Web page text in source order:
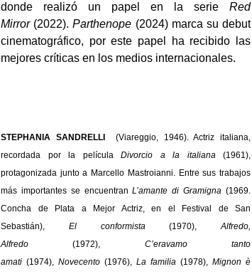
donde realizó un papel en la serie Red
Mirror(2022).Parthenope (2024) marca su debut
cinematográfico, por este papel ha recibido las
mejores críticas en los medios internacionales.
STEPHANIA SANDRELLI (Viareggio, 1946). Actriz italiana,
recordada por la película Divorcio a la italiana (1961),
protagonizada junto a Marcello Mastroianni. Entre sus trabajos
más importantes se encuentranL’amante di Gramigna (1969.
Concha de Plata a Mejor Actriz, en el Festival de San
Sebastián), El conformista(1970),Alfredo,
Alfredo (1972), C’eravamo tanto
amati (1974), Novecento (1976), La familia (1978), Mignon è